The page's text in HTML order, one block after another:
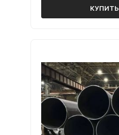
КУПИТЬ